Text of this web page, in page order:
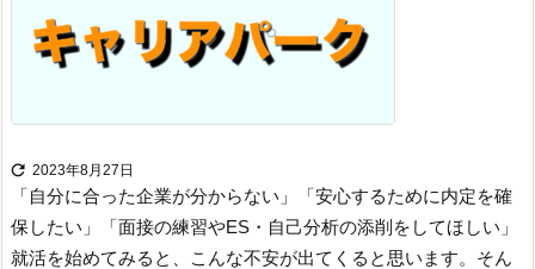
 2023年8月27日
「自分に合った企業が分からない」
「安心するために内定を確
保したい」
「面接の練習やES・自己分析の添削をしてほしい」
就活を始めてみると、こんな不安が出てくると思います。 そん